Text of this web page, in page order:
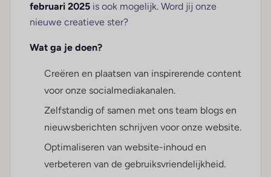
februari 2025 is ook mogelijk. Word jij onze
nieuwe creatieve ster?
Wat ga je doen?
Creëren en plaatsen van inspirerende content
voor onze socialmediakanalen.
Zelfstandig of samen met ons team blogs en
nieuwsberichten schrijven voor onze website.
Optimaliseren van website-inhoud en
verbeteren van de gebruiksvriendelijkheid.